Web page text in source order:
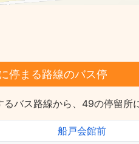
停まる路線のバス停
バス路線から、49の停留所
船戸会館前